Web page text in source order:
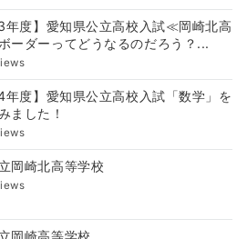
年度】愛知県公立高校入試≪岡崎北高
ーダーってどうなるのだろう？...
年度】愛知県公立高校入試「数学」を
ました！
岡崎北高等学校
岡崎高等学校